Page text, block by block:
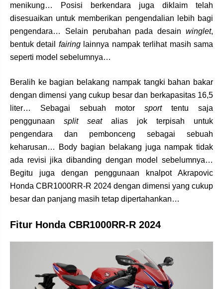
menikung… Posisi berkendara juga diklaim telah
disesuaikan untuk memberikan pengendalian lebih bagi
pengendara… Selain perubahan pada desain winglet,
bentuk detail fairinglainnya nampak terlihat masih sama
seperti model sebelumnya…
Beralih ke bagian belakang nampak tangki bahan bakar
dengan dimensi yang cukup besar dan berkapasitas 16,5
liter… Sebagai sebuah motorsporttentu saja
penggunaan split seatalias jok terpisah untuk
pengendara dan pembonceng sebagai sebuah
keharusan… Body bagian belakang juga nampak tidak
ada revisi jika dibanding dengan model sebelumnya…
Begitu juga dengan penggunaan knalpot Akrapovic
Honda CBR1000RR-R 2024 dengan dimensi yang cukup
besar dan panjang masih tetap dipertahankan…
Fitur Honda CBR1000RR-R 2024